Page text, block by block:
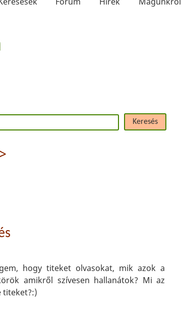
Keresés
hogy titeket olvasokat, mik azok a
amikről szívesen hallanátok? Mi az
titeket?:)